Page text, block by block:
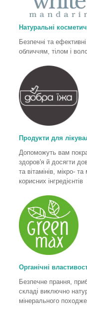
Натуральні
Безпечні та
обличчям, тілом і
Продукти для
Допоможуть вам
здоров'я й досягти
та вітамінів, мікро-
корисних інгредієнтів
Органічні
Безпечне прання,
складі виключно
мінерального